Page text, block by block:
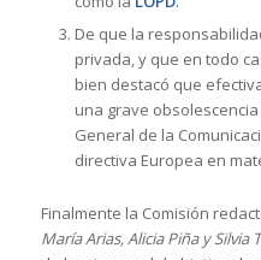
De que la
privada, y que en todo
bien destacó que
una grave obsolescencia
General de la
directiva Europea en
Finalmente la Comisión
María Arias, Alicia Piña y Silvia